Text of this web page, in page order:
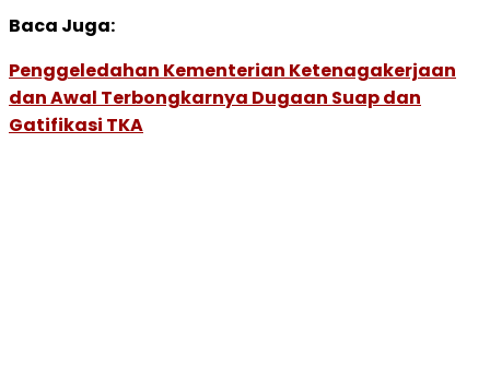
Baca Juga:
Penggeledahan Kementerian Ketenagakerjaan
dan Awal Terbongkarnya Dugaan Suap dan
Gatifikasi TKA